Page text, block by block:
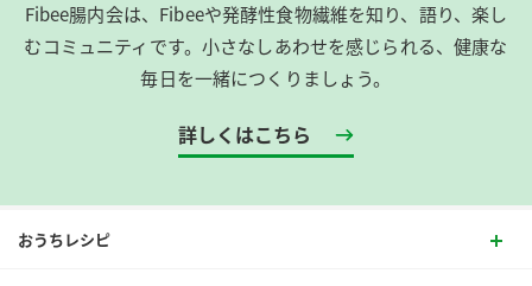
Fibee腸内会は、​Fibeeや発酵性食物繊維を知り、語り、楽し
むコミュニティです。​小さなしあわせを感じられる、健康な
毎日を一緒につくりましょう。
詳しくはこちら
おうちレシピ